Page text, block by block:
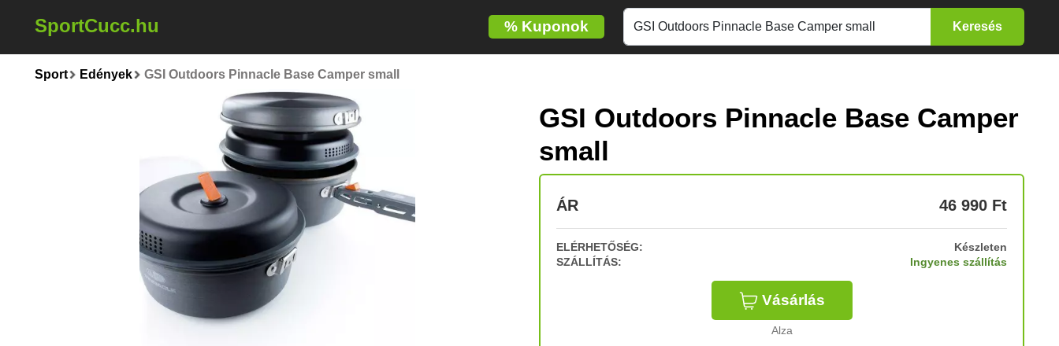
SportCucc.hu %Kuponok
Sport Edények GSI Outdoors Pinnacle Base Camper small
GSI Outdoors Pinnacle Base Camper
small
ÁR 46 990 Ft
ELÉRHETŐSÉG:
Készleten
SZÁLLÍTÁS:
Ingyenes szállítás
Vásárlás
Alza